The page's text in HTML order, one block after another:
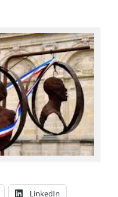
LinkedIn